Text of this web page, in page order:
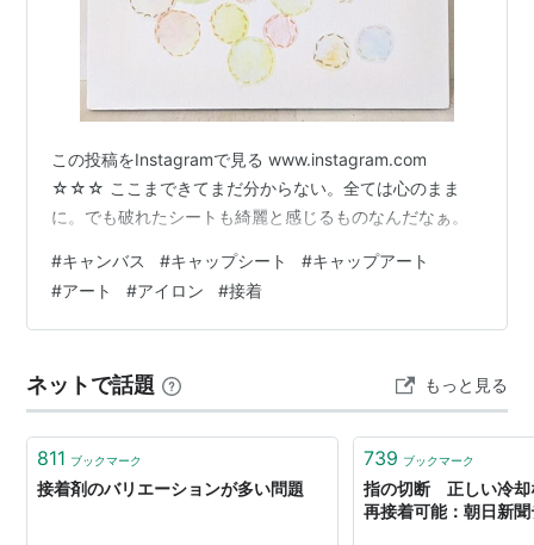
この投稿をInstagramで見る www.instagram.com
☆☆☆ ここまできてまだ分からない。全ては心のまま
に。でも破れたシートも綺麗と感じるものなんだなぁ。
#キャンバス #キャップシート #キャップアート
#アート #アイロン #接着
ネットで話題 もっと見る
811 ブックマーク
接着剤のバリエーションが多い問題
739 ブックマーク
指の切断 正しい冷却
再接着可能：朝日新